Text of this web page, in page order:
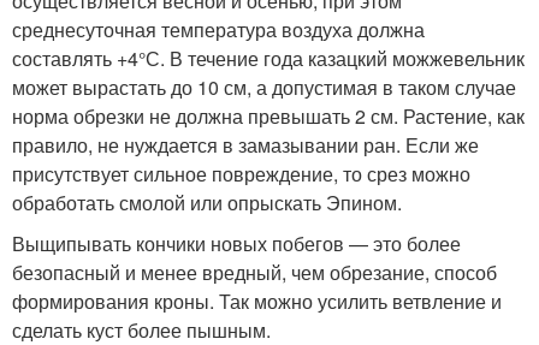
среднесуточная температура воздуха должна
составлять +4°С. В течение года казацкий можжевельник
может вырастать до 10 см, а допустимая в таком случае
норма обрезки не должна превышать 2 см. Растение, как
правило, не нуждается в замазывании ран. Если же
присутствует сильное повреждение, то срез можно
обработать смолой или опрыскать Эпином.
Выщипывать кончики новых побегов — это более
безопасный и менее вредный, чем обрезание, способ
формирования кроны. Так можно усилить ветвление и
сделать куст более пышным.